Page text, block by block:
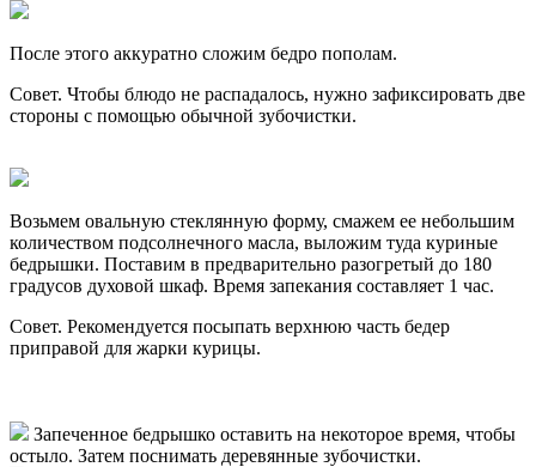
После этого аккуратно сложим бедро пополам.
Совет. Чтобы блюдо не распадалось, нужно зафиксировать две
стороны с помощью обычной зубочистки.
Возьмем овальную стеклянную форму, смажем ее небольшим
количеством подсолнечного масла, выложим туда куриные
бедрышки. Поставим в предварительно разогретый до 180
градусов духовой шкаф. Время запекания составляет 1 час.
Совет. Рекомендуется посыпать верхнюю часть бедер
приправой для жарки курицы.
Запеченное бедрышко оставить на некоторое время, чтобы
остыло. Затем поснимать деревянные зубочистки.